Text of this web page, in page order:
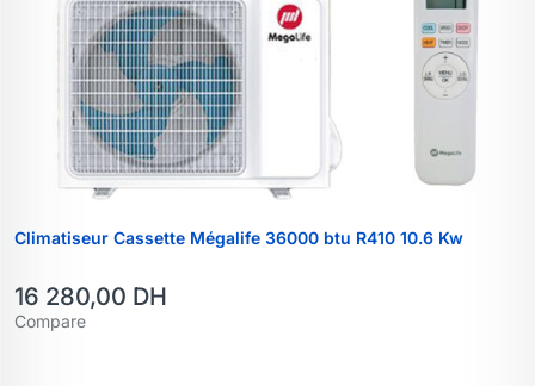
Climatiseur Cassette Mégalife 36000 btu R410 10.6 Kw
16 280,00 DH
Compare